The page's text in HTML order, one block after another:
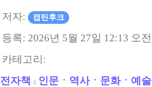
저자: 캡틴후크
등록: 2026년 5월 27일 12:13 오전
카테고리:
전자책 인문ㆍ역사ㆍ문화ㆍ예술